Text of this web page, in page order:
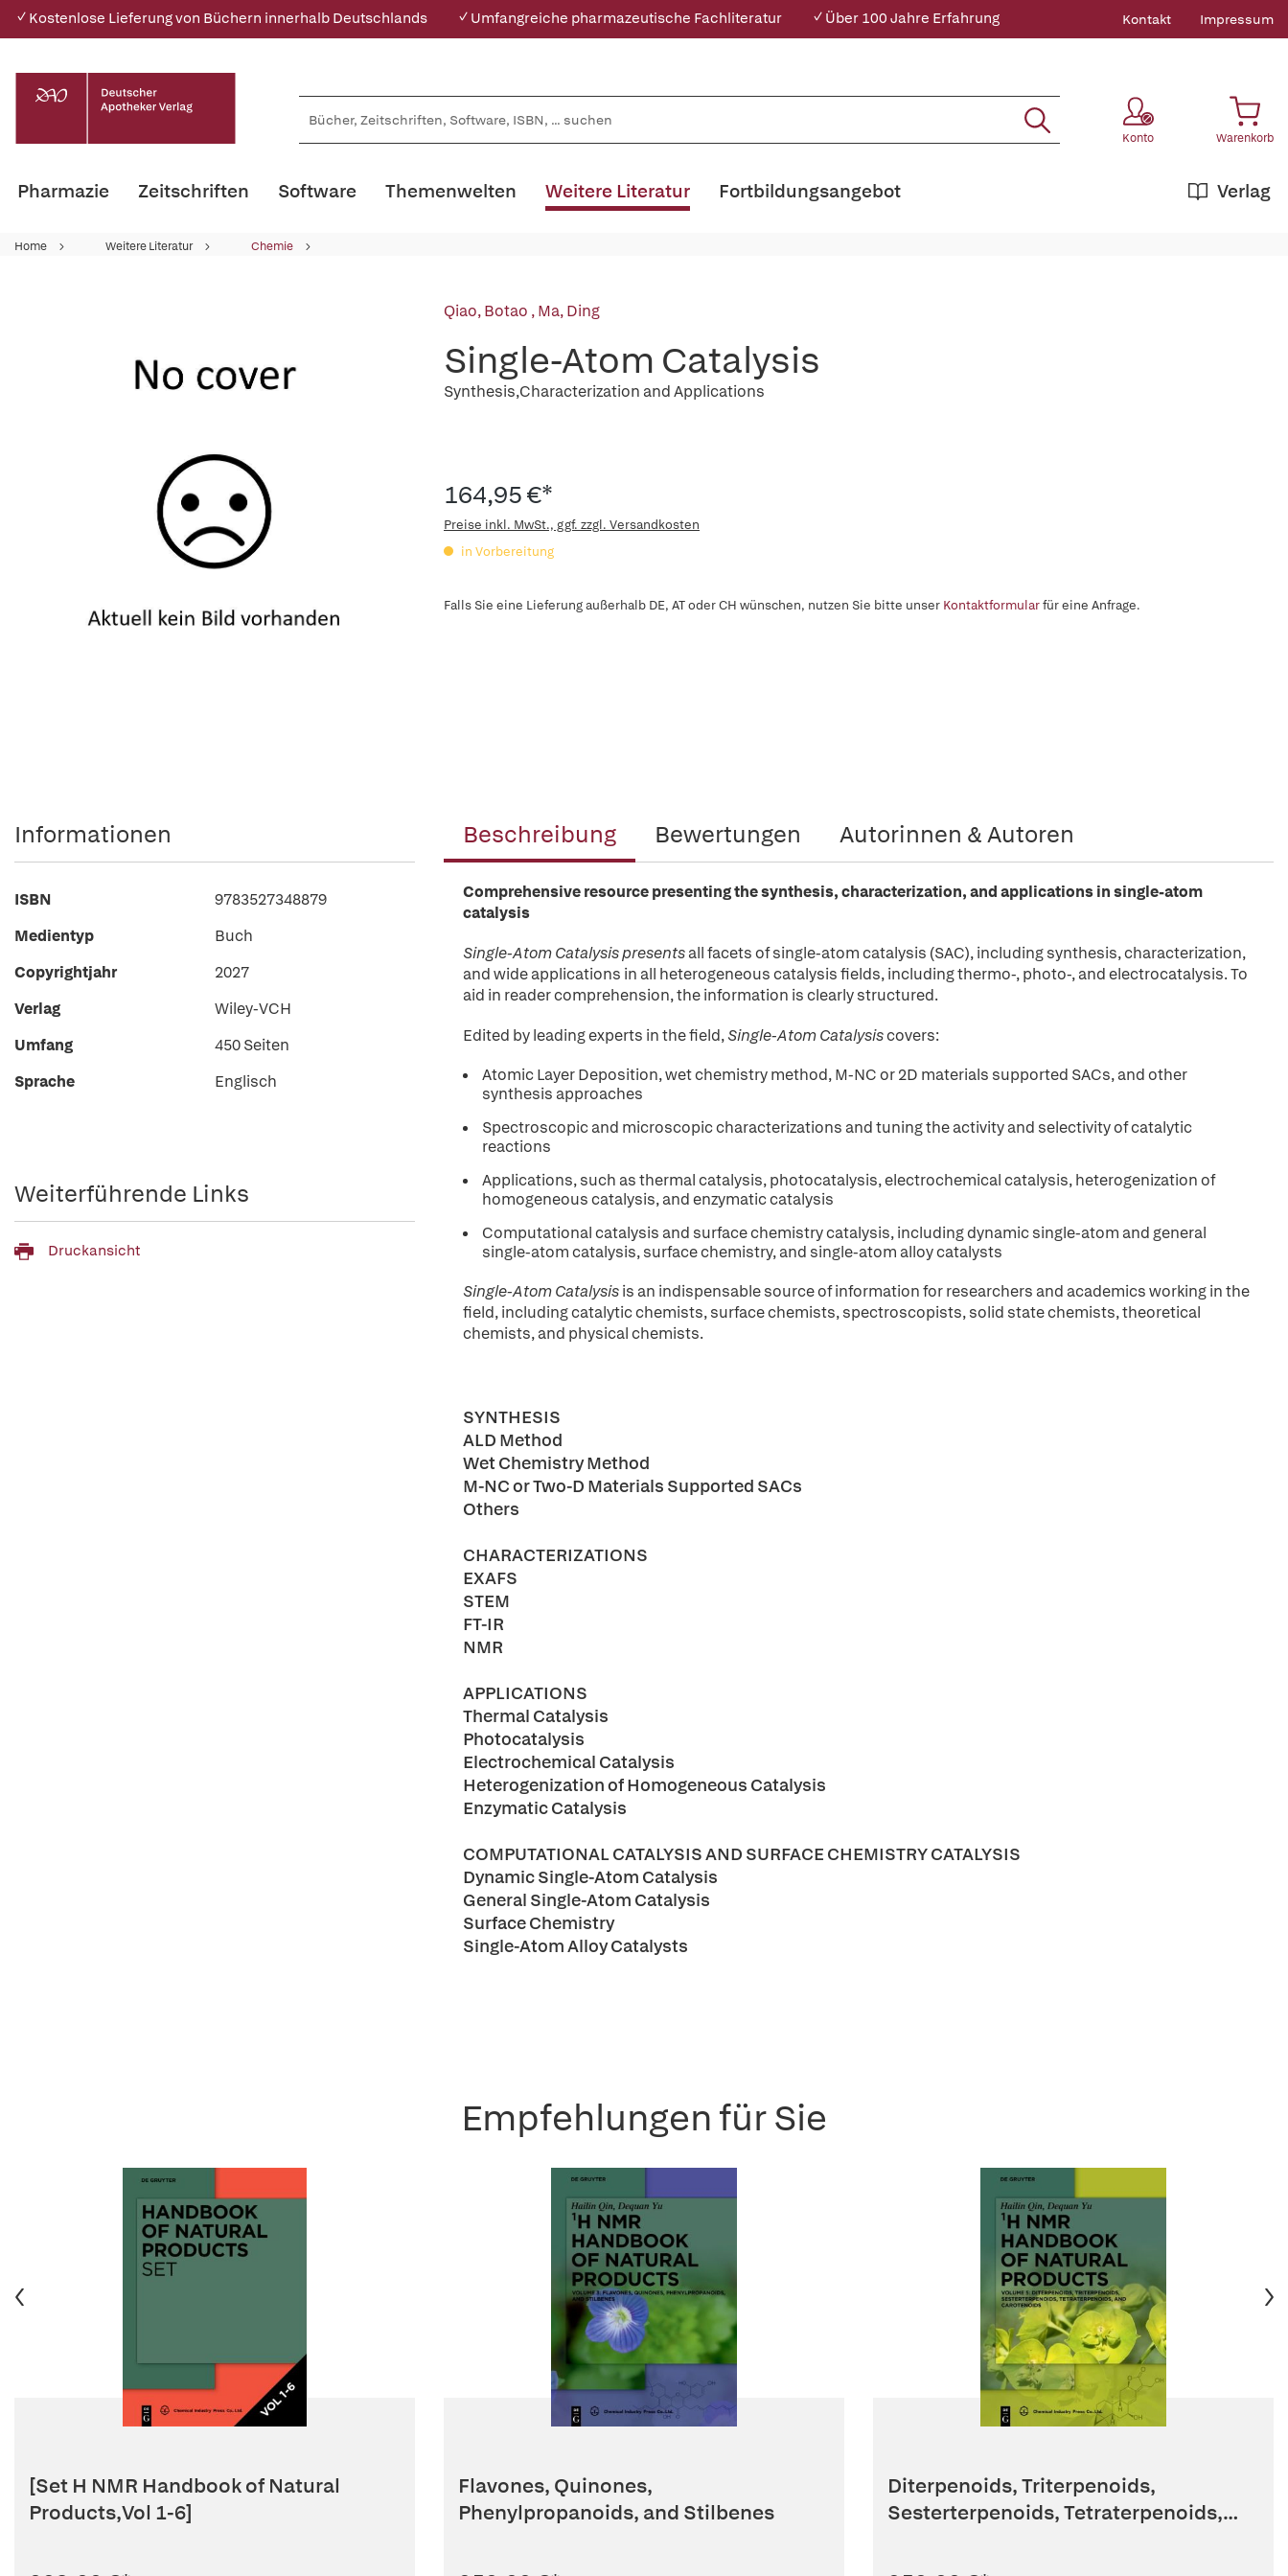
✓ Kostenlose Lieferung von Büchern innerhalb Deutschlands ✓ Umfangreiche pharmazeutische Fachliteratur ✓ Über 100 Jahre Erfahrung Kontakt Impressum
Konto Warenkorb
Pharmazie Zeitschriften Software Themenwelten Weitere Literatur Verlag
Fortbildungsangebot
Home Weitere Literatur Chemie
Qiao, Botao ,Ma, Ding
Single-Atom Catalysis
Synthesis,Characterization and Applications
164,95 €*
Preise inkl. MwSt., ggf. zzgl. Versandkosten
in Vorbereitung
Falls Sie eine Lieferung außerhalb DE, AT oder CH wünschen, nutzen Sie bitte unser Kontaktformularfür eine Anfrage.
Beschreibung Bewertungen Autorinnen & Autoren
Comprehensive resource presenting the synthesis, characterization, and applications in single-atom
catalysis
Single-Atom Catalysis presentsall facets of single-atom catalysis (SAC), including synthesis, characterization,
and wide applications in all heterogeneous catalysis fields, including thermo-, photo-, and electrocatalysis. To
aid in reader comprehension, the information is clearly structured.
Edited by leading experts in the field,Single-Atom Catalysiscovers:
Atomic Layer Deposition, wet chemistry method, M-NC or 2D materials supported SACs, and other
synthesis approaches
Spectroscopic and microscopic characterizations and tuning the activity and selectivity of catalytic
reactions
Applications, such as thermal catalysis, photocatalysis, electrochemical catalysis, heterogenization of
homogeneous catalysis, and enzymatic catalysis
Computational catalysis and surface chemistry catalysis, including dynamic single-atom and general
single-atom catalysis, surface chemistry, and single-atom alloy catalysts
Single-Atom Catalysisis an indispensable source of information for researchers and academics working in the
field, including catalytic chemists, surface chemists, spectroscopists, solid state chemists, theoretical
chemists, and physical chemists.
SYNTHESIS
ALD Method
Wet Chemistry Method
M-NC or Two-D Materials Supported SACs
Others
CHARACTERIZATIONS
EXAFS
STEM
FT-IR
NMR
APPLICATIONS
Thermal Catalysis
Photocatalysis
Electrochemical Catalysis
Heterogenization of Homogeneous Catalysis
Enzymatic Catalysis
COMPUTATIONAL CATALYSIS AND SURFACE CHEMISTRY CATALYSIS
Dynamic Single-Atom Catalysis
General Single-Atom Catalysis
Surface Chemistry
Single-Atom Alloy Catalysts
Informationen
ISBN
9783527348879
Medientyp
Buch
Copyrightjahr
2027
Verlag
Wiley-VCH
Umfang
450 Seiten
Sprache
Englisch
Weiterführende Links
Druckansicht
Empfehlungen für Sie
[Set H NMR Handbook of Natural
Products,Vol 1-6]
Flavones, Quinones,
Phenylpropanoids, and Stilbenes
Diterpenoids, Triterpenoids,
Sesterterpenoids, Tetraterpenoids,